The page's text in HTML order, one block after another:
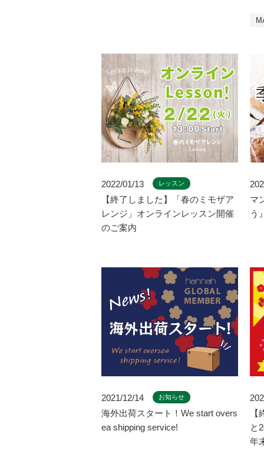
2022/01/13 レッスン
【終了しました】「春のミモザア
レンジ」オンラインレッスン開催
のご案内
マ
う
2021/12/14 お知らせ
海外出荷スタート！We start overs
ea shipping service!
と
年